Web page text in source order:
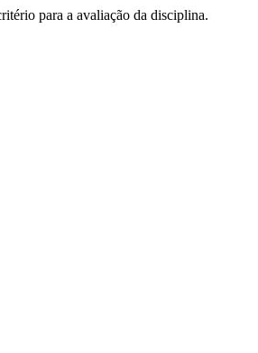
para a avaliação da disciplina.